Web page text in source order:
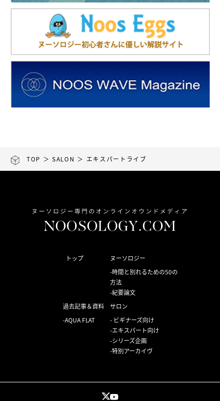
TOP ＞SALON ＞ エキスパートライブ
トップ
ヌーソロジー
時間と別れるための50の
方法
紀要論文
過去記事＆資料
AQUA FLAT
サロン
ビギナーズ向け
エキスパート向け
シリーズ企画
特別アーカイヴ